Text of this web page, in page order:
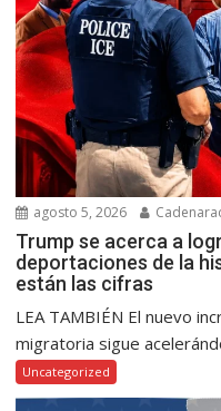
agosto 5, 2026
Trump se acerca a
deportaciones de la
están las cifras
LEA TAMBIÉN El nuevo
migratoria sigue
Uncategorized